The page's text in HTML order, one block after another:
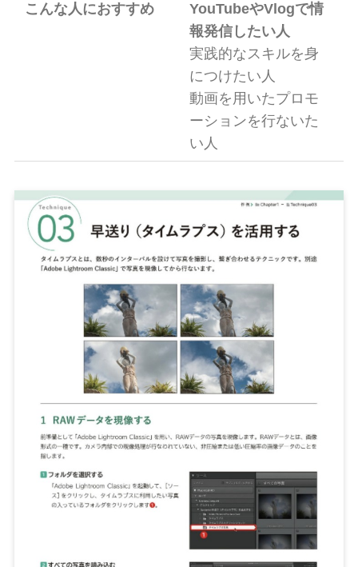
こんな人におすすめ
YouTubeやVlogで情
報発信したい人
実践的なスキルを身
につけたい人
動画を用いたプロモ
ーションを行ないた
い人